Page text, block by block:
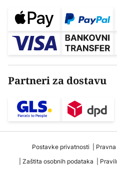
Partneri za dostavu
Postavke privatnosti
Zaštita osobnih podataka